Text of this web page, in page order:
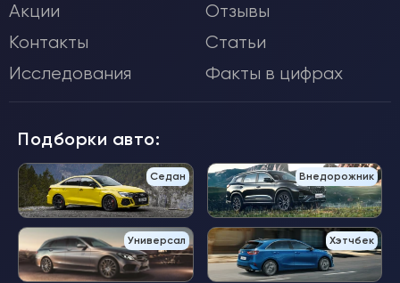
Акции
Отзывы
Контакты
Статьи
Исследования
Факты в цифрах
Подборки авто:
Седан Внедорожник
Универсал Хэтчбек